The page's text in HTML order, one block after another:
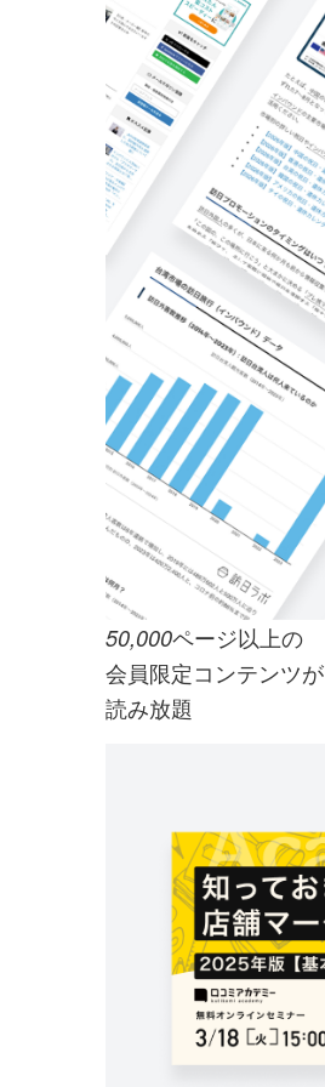
50,000ページ以上の
会員限定コンテンツが
読み放題